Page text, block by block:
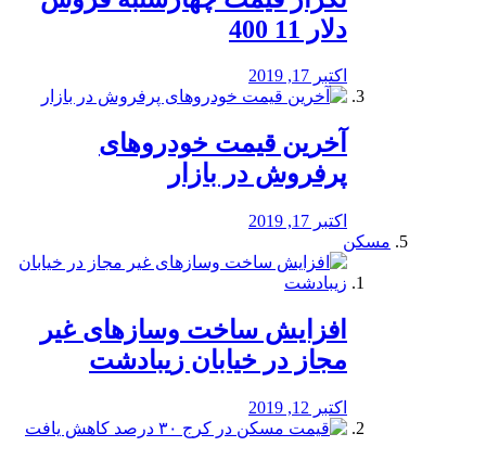
دلار 11 400
اکتبر 17, 2019
آخرین قیمت خودرو‌های
پرفروش در بازار
اکتبر 17, 2019
مسکن
افزایش ساخت وسازهای غیر
مجاز در خیابان زیبادشت
اکتبر 12, 2019